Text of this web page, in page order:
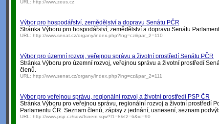
URL: http://www.zeus.cz
Výbor pro hospodářství, zemědělství a dopravu Senátu PČR
Stránka Výboru pro hospodářství, zemědělství a dopravu Senátu
URL: http://www.senat.cz/organy/index.php?lng=cz&par_2=110
Výbor pro územní rozvoj, veřejnou správu a životní prostředí Senátu PČR
Stránka Výboru pro územní rozvoj, veřejnou správu a životní prostředí
členů.
URL: http://www.senat.cz/organy/index.php?lng=cz&par_2=111
Výbor pro veřejnou správu, regionální rozvoj a životní prostředí PSP ČR
Stránka Výboru pro veřejnou správu, regionální rozvoj a životní prostředí
Parlamentu ČR. Seznam členů, zápisy z jednání, usnesení, seznam
URL: http://www.psp.cz/sqw/fsnem.sqw?f1=8&f2=6&id=90